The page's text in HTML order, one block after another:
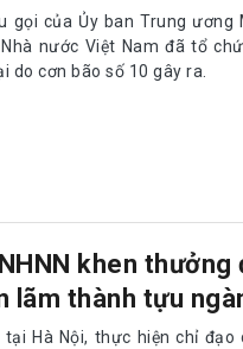
gọi của Ủy ban Trung
nước Việt Nam đã tổ
do cơn bão số 10 gây ra.
khen
lãm thành tựu
Hà Nội, thực hiện chỉ